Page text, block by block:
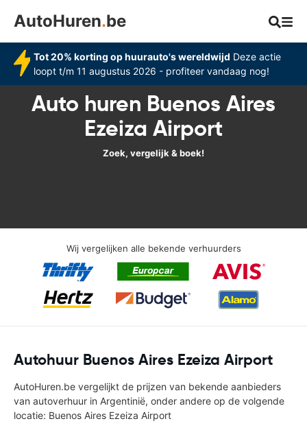
AutoHuren.be
Tot 20% korting op huurauto's wereldwijd Deze actie
loopt t/m 11 augustus 2026 - profiteer vandaag nog!
Auto huren Buenos Aires
Ezeiza Airport
Zoek, vergelijk & boek!
Wij vergelijken alle bekende verhuurders
Autohuur Buenos Aires Ezeiza Airport
AutoHuren.be vergelijkt de prijzen van bekende aanbieders
van autoverhuur in Argentinië, onder andere op de volgende
locatie: Buenos Aires Ezeiza Airport